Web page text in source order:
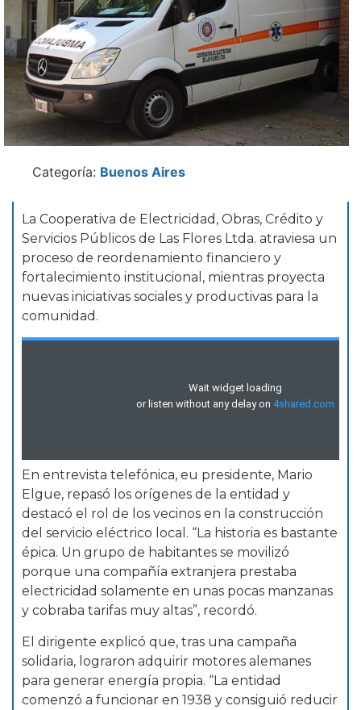
Categoría: Buenos Aires
La Cooperativa de Electricidad, Obras, Crédito y
Servicios Públicos de Las Flores Ltda. atraviesa un
proceso de reordenamiento financiero y
fortalecimiento institucional, mientras proyecta
nuevas iniciativas sociales y productivas para la
comunidad.
En entrevista telefónica, eu presidente, Mario
Elgue, repasó los orígenes de la entidad y
destacó el rol de los vecinos en la construcción
del servicio eléctrico local. “La historia es bastante
épica. Un grupo de habitantes se movilizó
porque una compañía extranjera prestaba
electricidad solamente en unas pocas manzanas
y cobraba tarifas muy altas”, recordó.
El dirigente explicó que, tras una campaña
solidaria, lograron adquirir motores alemanes
para generar energía propia. “La entidad
comenzó a funcionar en 1938 y consiguió reducir